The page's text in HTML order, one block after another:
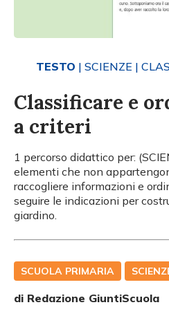
TESTO | SCIENZE |
Classificare e
a criteri
1 percorso didattico per:
elementi che non
raccogliere informazioni e
seguire le indicazioni per
giardino.
SCUOLA PRIMARIA
di Redazione GiuntiScuola